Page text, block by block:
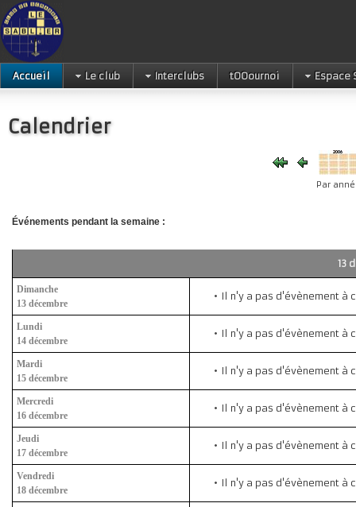
Accueil Le club Interclubs tOOournoi Espace
Calendrier
Par
Événements pendant la semaine :
13
Dimanche
13 décembre
Il n'y a pas d'évènement à
Lundi
14 décembre
Il n'y a pas d'évènement à
Mardi
15 décembre
Il n'y a pas d'évènement à
Mercredi
16 décembre
Il n'y a pas d'évènement à
Jeudi
17 décembre
Il n'y a pas d'évènement à
Vendredi
18 décembre
Il n'y a pas d'évènement à